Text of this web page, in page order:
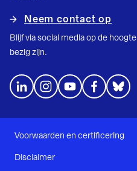
Neem contact op
Blijf via social media op de
bezig zijn.
Voorwaarden en certificering
Disclaimer